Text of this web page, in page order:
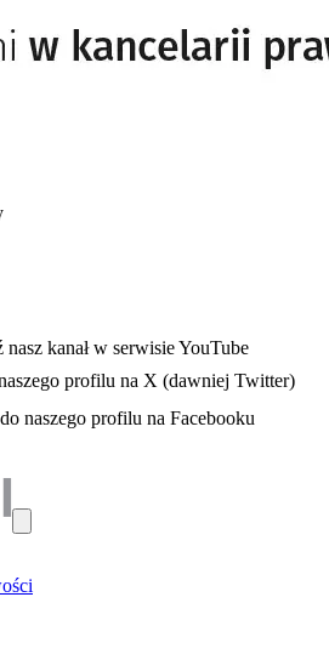
nowej karcie
się w nowej karcie
kanał w serwisie YouTube
karcie profilu na X (dawniej Twitter)
się w nowej karcie
naszego profilu na Facebooku